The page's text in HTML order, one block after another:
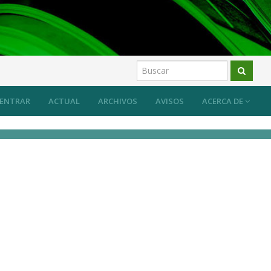
ACTUAL ARCHIVOS AVISOS ACERCA DE
ENTRAR